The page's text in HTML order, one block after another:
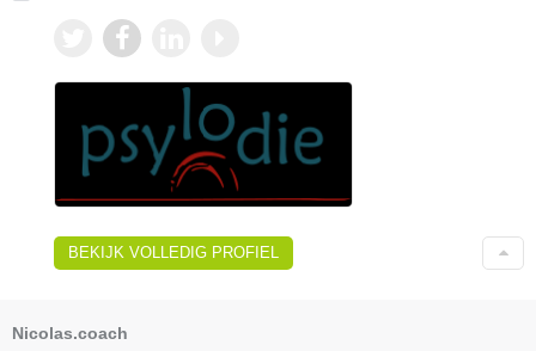
BEKIJK VOLLEDIG PROFIEL
Nicolas.coach